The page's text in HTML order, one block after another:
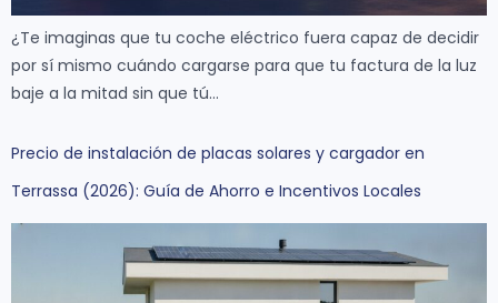
¿Te imaginas que tu coche eléctrico fuera capaz de decidir
por sí mismo cuándo cargarse para que tu factura de la luz
baje a la mitad sin que tú…
Precio de instalación de placas solares y cargador en
Terrassa (2026): Guía de Ahorro e Incentivos Locales